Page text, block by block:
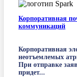
Корпоративная
коммуникаций
Корпоративная
неотъемлемых
При отправке
придет...